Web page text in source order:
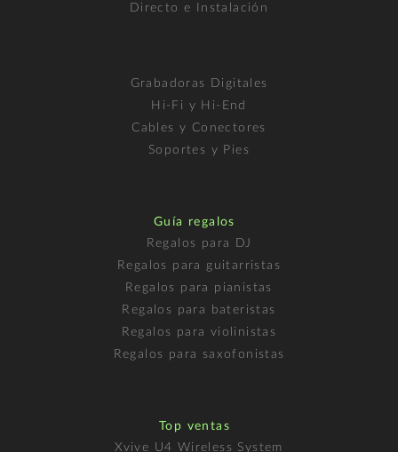
Directo e Instalación
Grabadoras Digitales
Hi-Fi y Hi-End
Cables y Conectores
Soportes y Pies
Guía regalos
Regalos para DJ
Regalos para guitarristas
Regalos para pianistas
Regalos para bateristas
Regalos para violinistas
Regalos para saxofonistas
Top ventas
Xvive U4 Wireless System